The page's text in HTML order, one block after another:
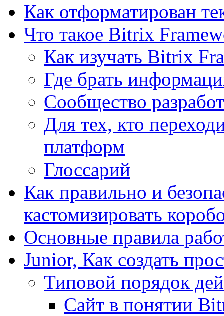
Как отформатирован
Что такое Bitrix
Как изучать Bitrix
Где брать
Сообщество
Для тех, кто
платформ
Глоссарий
Как правильно и
кастомизировать
Основные правила
Junior, Как создать
Типовой порядок
Сайт в понятии